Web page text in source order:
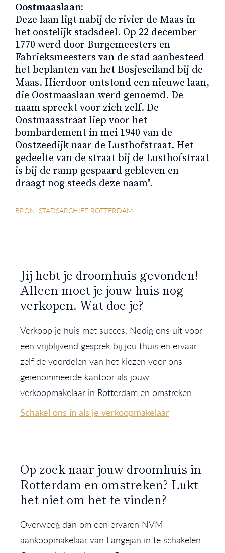
Oostmaaslaan:
Deze laan ligt nabij de rivier de Maas in
het oostelijk stadsdeel. Op 22 december
1770 werd door Burgemeesters en
Fabrieksmeesters van de stad aanbesteed
het beplanten van het Bosjeseiland bij de
Maas. Hierdoor ontstond een nieuwe laan,
die Oostmaaslaan werd genoemd. De
naam spreekt voor zich zelf. De
Oostmaasstraat liep voor het
bombardement in mei 1940 van de
Oostzeedijk naar de Lusthofstraat. Het
gedeelte van de straat bij de Lusthofstraat
is bij de ramp gespaard gebleven en
draagt nog steeds deze naam".
BRON: STADSARCHIEF ROTTERDAM
Jij hebt je droomhuis gevonden!
Alleen moet je jouw huis nog
verkopen. Wat doe je?
Verkoop je huis met succes. Nodig ons uit voor
een vrijblijvend gesprek bij jou thuis en ervaar
zelf de voordelen van het kiezen voor ons
gerenommeerde kantoor als jouw
verkoopmakelaar in Rotterdam en omstreken.
Schakel ons in als je verkoopmakelaar
Op zoek naar jouw droomhuis in
Rotterdam en omstreken? Lukt
het niet om het te vinden?
Overweeg dan om een ervaren NVM
aankoopmakelaar van Langejan in te schakelen.